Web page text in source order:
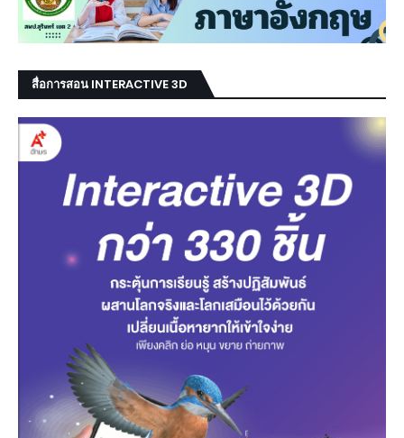
สื่อการสอน INTERACTIVE 3D